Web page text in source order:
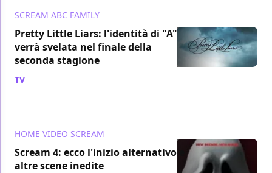
SCREAM ABC FAMILY
Pretty Little Liars: l'identità di "A"
verrà svelata nel finale della
seconda stagione
TV
HOME VIDEO SCREAM
Scream 4: ecco l'inizio alternativo e
altre scene inedite